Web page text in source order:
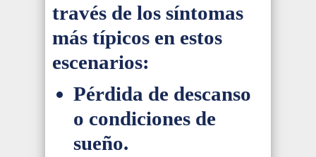
través de los síntomas
más típicos en estos
escenarios:
Pérdida de descanso
o condiciones de
sueño.